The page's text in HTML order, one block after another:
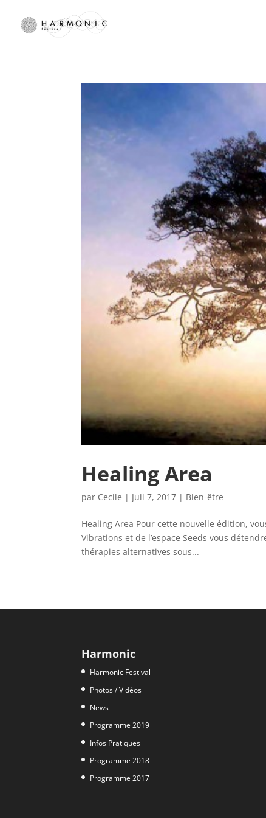
Healing Area
par Cecile | Juil 7, 2017 | Bien-être
Healing Area Pour cette nouvelle édition,
Vibrations et de l’espace Seeds vous
thérapies alternatives sous...
Harmonic
Harmonic Festival
Photos / Vidéos
News
Programme 2019
Infos Pratiques
Programme 2018
Programme 2017